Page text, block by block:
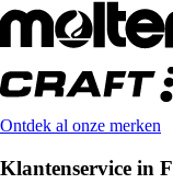
Ontdek al onze merken
Klantenservice in